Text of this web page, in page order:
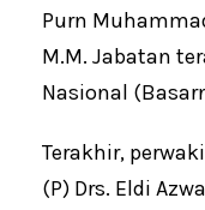
Purn
M.M. Jabatan
Nasional
Terakhir,
(P) Drs. Eldi